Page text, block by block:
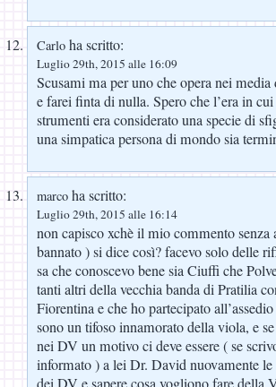
Carlo ha scritto:
Luglio 29th, 2015 alle 16:09
Scusami ma per uno che opera nei
e farei finta di nulla. Spero che l’era in
strumenti era considerato una specie di
una simpatica persona di mondo sia
marco ha scritto:
Luglio 29th, 2015 alle 16:14
non capisco xchè il mio commento senza
bannato ) si dice così? facevo solo delle
sa che conoscevo bene sia Ciuffi che
tanti altri della vecchia banda di Pratilia
Fiorentina e che ho partecipato
sono un tifoso innamorato della viola, e
nei DV un motivo ci deve essere ( se
informato ) a lei Dr. David nuovamente